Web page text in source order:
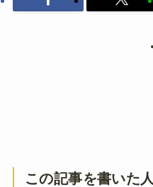
この記事を書いた人